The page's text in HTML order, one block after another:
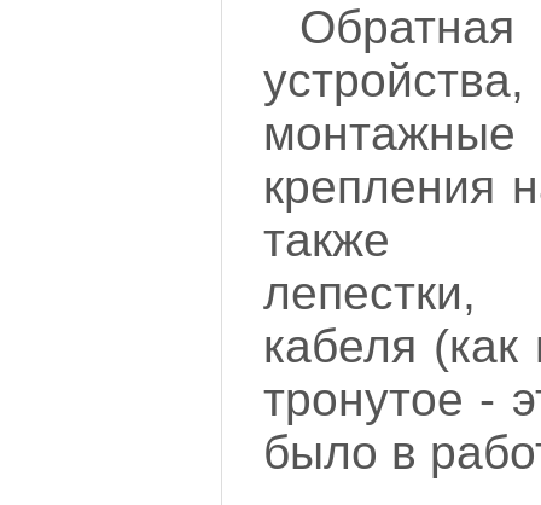
крепления
также
лепестки,
кабеля
тронутое -
было в